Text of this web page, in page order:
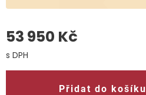
53 950 Kč
Přidat do košíku